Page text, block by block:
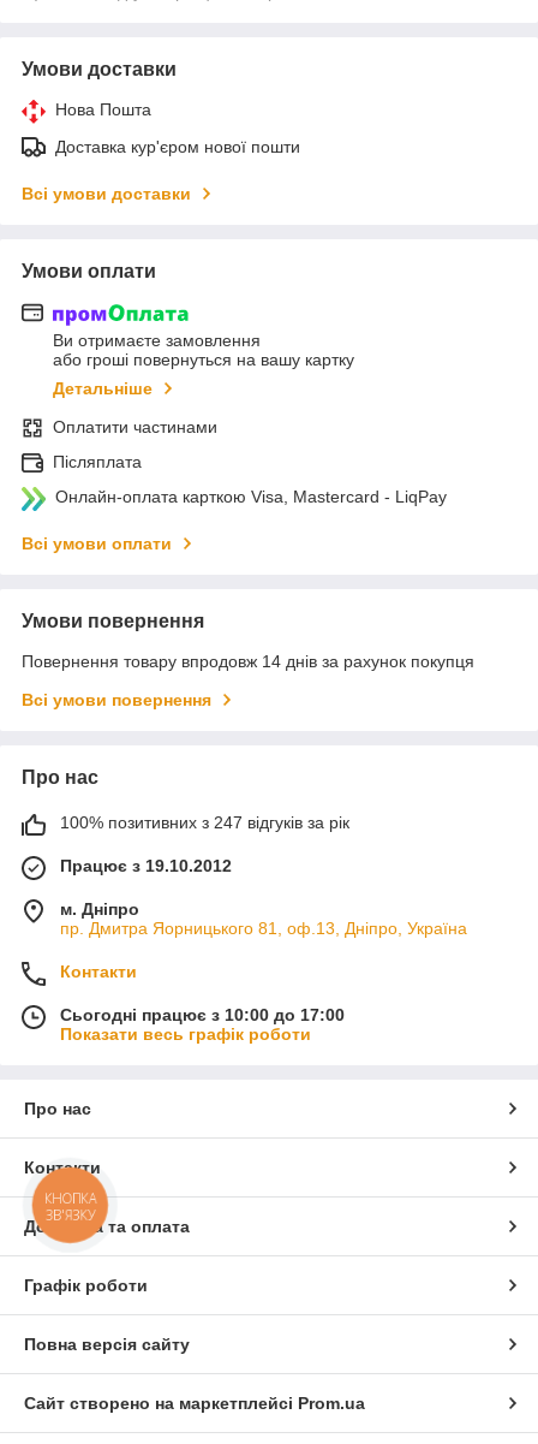
Умови доставки
Нова Пошта
Доставка кур'єром нової пошти
Всі умови доставки
Умови оплати
Ви отримаєте замовлення
або гроші повернуться на вашу картку
Детальніше
Оплатити частинами
Післяплата
Онлайн-оплата карткою Visa, Mastercard - LiqPay
Всі умови оплати
Умови повернення
Повернення товару впродовж 14 днів за рахунок покупця
Всі умови повернення
Про нас
100% позитивних з 247 відгуків за рік
Працює з 19.10.2012
м. Дніпро
пр. Дмитра Яорницького 81, оф.13, Дніпро, Україна
Контакти
Сьогодні працює з 10:00 до 17:00
Показати весь графік роботи
Про нас
Контакти
Доставка та оплата
Графік роботи
Повна версія сайту
Сайт створено на маркетплейсі Prom.ua
КНОПКА
ЗВ'ЯЗКУ